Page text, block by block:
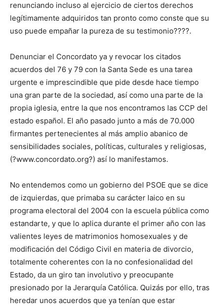
renunciando incluso al ejercicio de ciertos derechos
legítimamente adquiridos tan pronto como conste que su
uso puede empañar la pureza de su testimonio????.
Denunciar el Concordato ya y revocar los citados
acuerdos del 76 y 79 con la Santa Sede es una tarea
urgente e imprescindible que pide desde hace tiempo
una gran parte de la sociedad, así como una parte de la
propia iglesia, entre la que nos encontramos las CCP del
estado español. El año pasado junto a más de 70.000
firmantes pertenecientes al más amplio abanico de
sensibilidades sociales, polí­ticas, culturales y religiosas,
(?www.concordato.org?) así lo manifestamos.
No entendemos como un gobierno del PSOE que se dice
de izquierdas, que primaba su carácter laico en su
programa electoral del 2004 con la escuela pública como
estandarte, y que lo aplica durante el primer año con las
valientes leyes de matrimonios homosexuales y de
modificación del Código Civil en materia de divorcio,
totalmente coherentes con la no confesionalidad del
Estado, da un giro tan involutivo y preocupante
presionado por la Jerarquía Católica. Quizás por ello, tras
heredar unos acuerdos que ya tenían que estar